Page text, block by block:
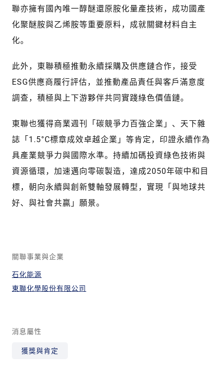
聯亦擁有國內唯一醇醚還原胺化量產技術，成功國產
化聚醚胺與乙烯胺等重要原料，成就關鍵材料自主
化。
此外，東聯積極推動永續採購及供應鏈合作，接受
ESG供應商履行評估，並推動產品責任與客戶滿意度
調查，積極與上下游夥伴共同實踐綠色價值鏈。
東聯也獲得商業週刊「碳競爭力百強企業」、天下雜
誌「1.5°C標章成效卓越企業」等肯定，印證永續作為
具產業競爭力與國際水準。持續加碼投資綠色技術與
資源循環，加速邁向零碳製造，達成2050年碳中和目
標，朝向永續與創新雙軸發展轉型，實現「與地球共
好、與社會共贏」願景。
關聯事業與企業
石化能源
東聯化學股份有限公司
消息屬性
獲獎與肯定